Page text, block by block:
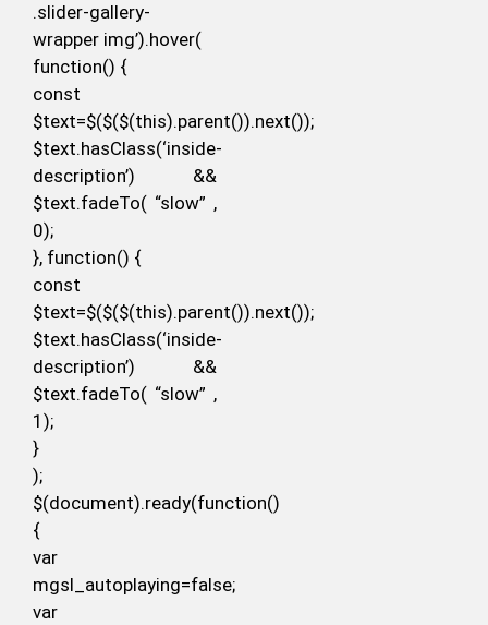
.slider-gallery-
wrapper img’).hover(
function() {
const
$text=$($($(this).parent()).next());
$text.hasClass(‘inside-
description’) &&
$text.fadeTo( “slow” ,
0);
}, function() {
const
$text=$($($(this).parent()).next());
$text.hasClass(‘inside-
description’) &&
$text.fadeTo( “slow” ,
1);
}
);
$(document).ready(function()
{
var
mgsl_autoplaying=false;
var